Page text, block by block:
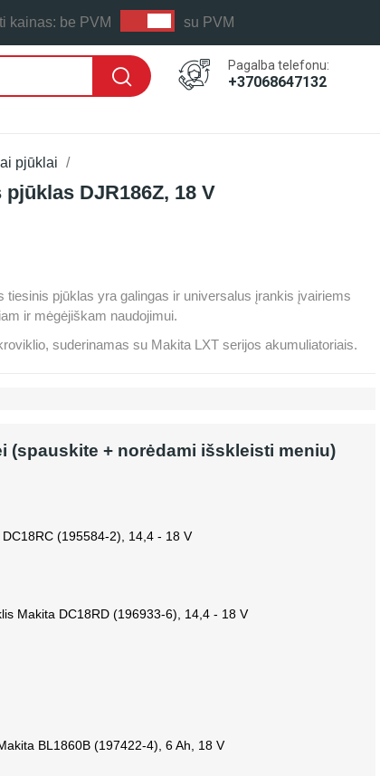
kainas: be PVM su PVM
Pagalba telefonu:
+37068647132
pjūklai
PER 1-2 D.D.
DJR186Z, 18 V
tiesinis pjūklas yra galingas ir universalus įrankis įvairiems
ir mėgėjiškam naudojimui.
suderinamas su Makita LXT serijos akumuliatoriais.
(spauskite + norėdami išskleisti meniu)
(195584-2), 14,4 - 18 V
Makita DC18RD (196933-6), 14,4 - 18 V
BL1860B (197422-4), 6 Ah, 18 V